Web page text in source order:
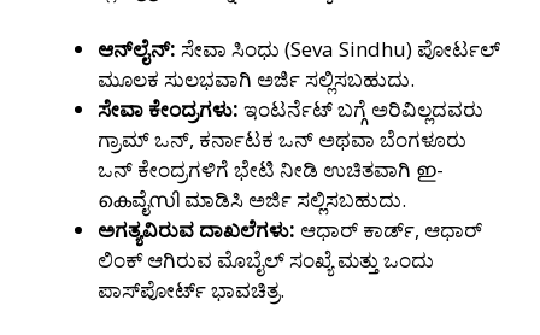
ಆನ್‌ಲೈನ್: ಸೇವಾ ಸಿಂಧು (Seva Sindhu) ಪೋರ್ಟಲ್
ಮೂಲಕ ಸುಲಭವಾಗಿ ಅರ್ಜಿ ಸಲ್ಲಿಸಬಹುದು.
ಸೇವಾ ಕೇಂದ್ರಗಳು: ಇಂಟರ್ನೆಟ್ ಬಗ್ಗೆ ಅರಿವಿಲ್ಲದವರು
ಗ್ರಾಮ್ ಒನ್, ಕರ್ನಾಟಕ ಒನ್ ಅಥವಾ ಬೆಂಗಳೂರು
ಒನ್ ಕೇಂದ್ರಗಳಿಗೆ ಭೇಟಿ ನೀಡಿ ಉಚಿತವಾಗಿ ഇ-
കെವೈസി ಮಾಡಿಸಿ ಅರ್ಜಿ ಸಲ್ಲಿಸಬಹುದು.
ಅಗತ್ಯವಿರುವ ದಾಖಲೆಗಳು: ಆಧಾರ್ ಕಾರ್ಡ್, ಆಧಾರ್
ಲಿಂಕ್ ಆಗಿರುವ ಮೊಬೈಲ್ ಸಂಖ್ಯೆ ಮತ್ತು ಒಂದು
ಪಾಸ್‌ಪೋರ್ಟ್ ಭಾವಚಿತ್ರ.